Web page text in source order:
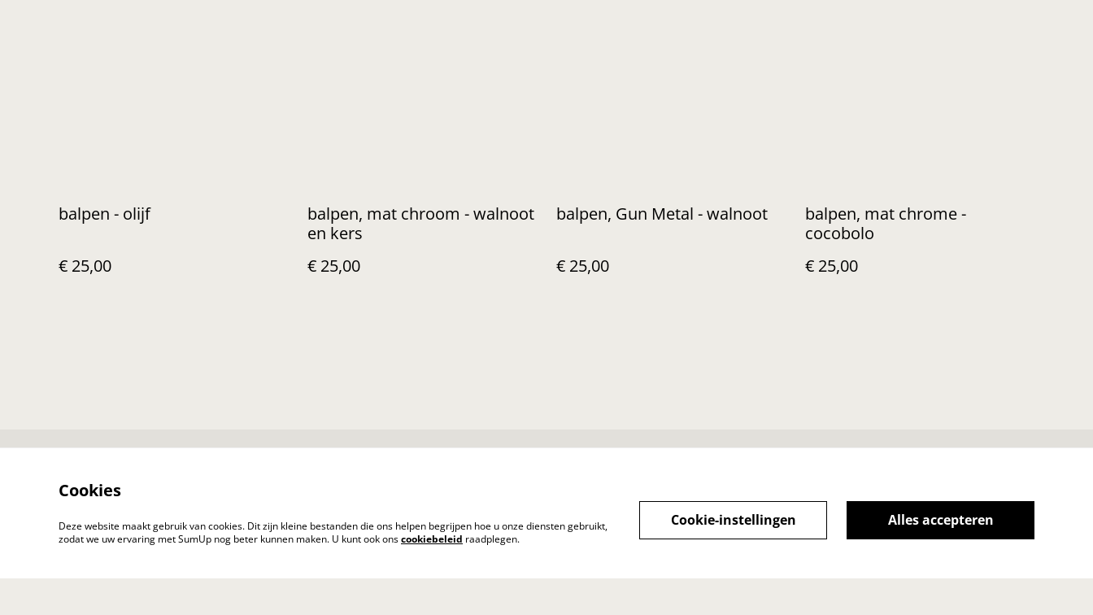
balpen - olijf
€ 25,00
balpen, mat chroom - walnoot
en kers
€ 25,00
balpen, Gun Metal - walnoot
€ 25,00
balpen, mat chrome -
cocobolo
€ 25,00
Cookies
Deze website maakt gebruik van cookies. Dit zijn kleine bestanden die ons helpen begrijpen hoe u onze diensten gebruikt,
zodat we uw ervaring met SumUp nog beter kunnen maken. U kunt ook onscookiebeleid raadplegen.
Alles accepteren
Cookie-instellingen